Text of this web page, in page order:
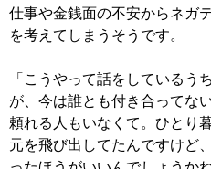
仕事や金銭面の不安からネガ
を考えてしまうそうです。
「こうやって話をしているう
が、今は誰とも付き合ってな
頼れる人もいなくて。ひとり
元を飛び出してたんですけど